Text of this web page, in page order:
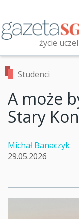
treści
życie
Przeszukaj
Studenci
A może
Stary
Michał Banaczyk
29.05.2026